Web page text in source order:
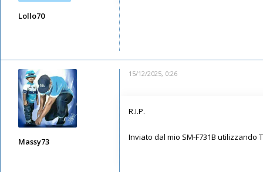
Lollo70
Massy73
15/12/2025, 0:26
R.I.P.
Inviato dal mio SM-F731B utilizzando